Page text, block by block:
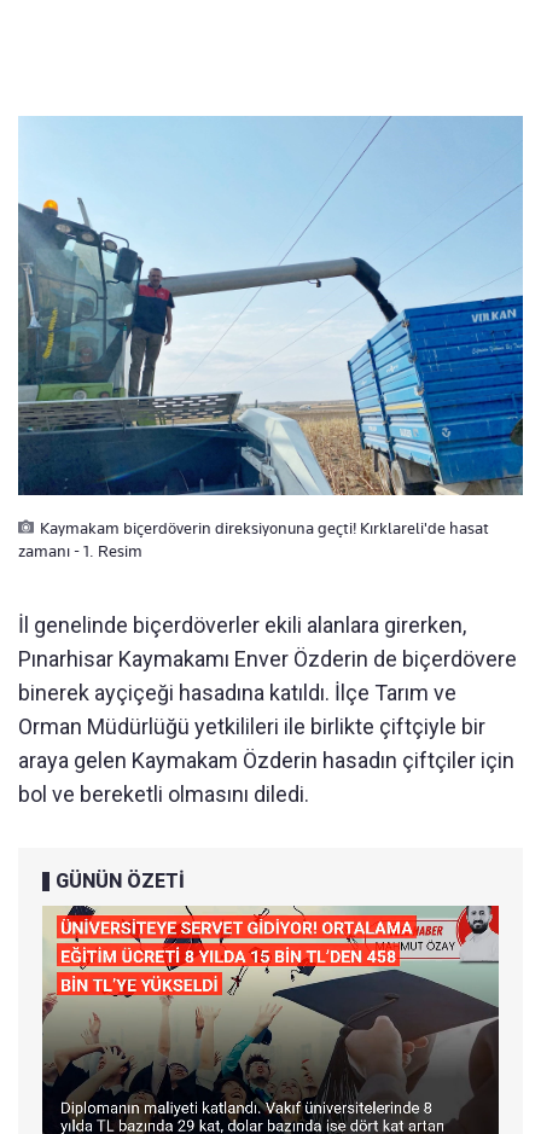
Kaymakam biçerdöverin direksiyonuna geçti! Kırklareli'de hasat
zamanı - 1. Resim
İl genelinde biçerdöverler ekili alanlara girerken,
Pınarhisar Kaymakamı Enver Özderin de biçerdövere
binerek ayçiçeği hasadına katıldı. İlçe Tarım ve
Orman Müdürlüğü yetkilileri ile birlikte çiftçiyle bir
araya gelen Kaymakam Özderin hasadın çiftçiler için
bol ve bereketli olmasını diledi.
GÜNÜN ÖZETİ